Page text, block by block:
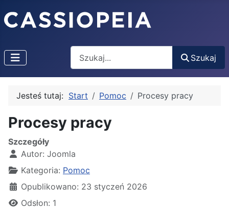
Szukaj
Jesteś tutaj: Start Pomoc Procesy pracy
Procesy pracy
Szczegóły
Autor: Joomla
Kategoria: Pomoc
Opublikowano: 23 styczeń 2026
Odsłon: 1